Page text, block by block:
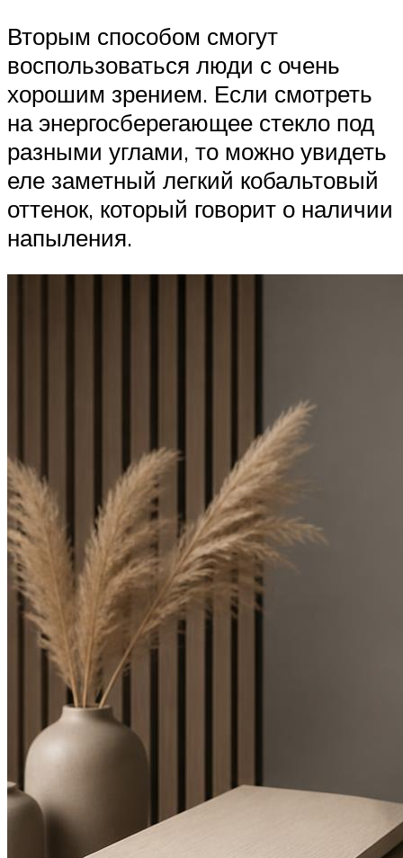
Вторым способом смогут
воспользоваться люди с очень
хорошим зрением. Если смотреть
на энергосберегающее стекло под
разными углами, то можно увидеть
еле заметный легкий кобальтовый
оттенок, который говорит о наличии
напыления.